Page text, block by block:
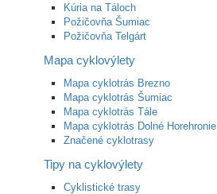
Kúria na Táloch
Požičovňa Šumiac
Požičovňa Telgárt
Mapa cyklovýlety
Mapa cyklotrás Brezno
Mapa cyklotrás Šumiac
Mapa cyklotrás Tále
Mapa cyklotrás Dolné Horehronie
Značené cyklotrasy
Tipy na cyklovýlety
Cyklistické trasy